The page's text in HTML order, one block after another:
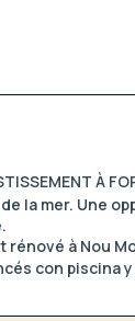
À
la mer. Une
rénové à Nou
con piscina